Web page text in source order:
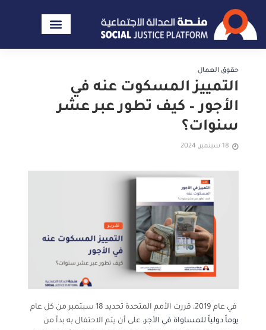
حقوق العمال
التمييز المسكوت عنه في
الأجور – كيف تطور عبر عشر
سنوات؟
18 سبتمبر, 2024
في عام 2019، قررت الأمم المتحدة تحديد 18 سبتمبر من كل عام
يوماً دولياً للمساواة في الأجر، على أن يتم الاحتفال به بدأ من